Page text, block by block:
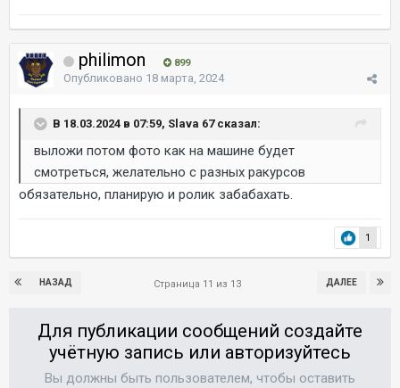
philimon 899
Опубликовано 18 марта, 2024
В 18.03.2024 в 07:59, Slava 67 сказал:
выложи потом фото как на машине будет
смотреться, желательно с разных ракурсов
обязательно, планирую и ролик забабахать.
1
НАЗАД ДАЛЕЕ
Страница 11 из 13
Для публикации сообщений создайте
учётную запись или авторизуйтесь
Вы должны быть пользователем, чтобы оставить